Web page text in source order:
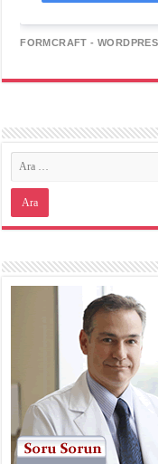
FORMCRAFT -